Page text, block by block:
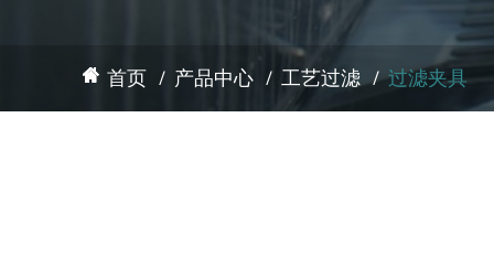
首页 产品中心 工艺过滤 过滤夹具